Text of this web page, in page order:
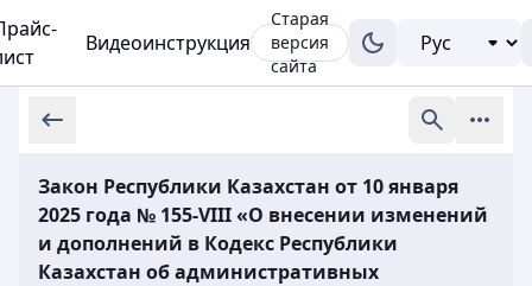
Видеоинструкция
Старая
версия
сайта
Закон Республики Казахстан от 10 января
2025 года № 155-VIII «О внесении изменений
и дополнений в Кодекс Республики
Казахстан об административных